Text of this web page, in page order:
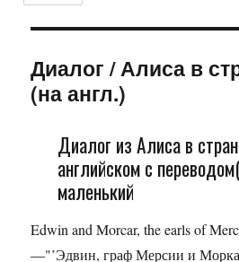
Диалог/Алиса в
(на англ.)
Диалог из Алиса в
английском с
маленький
Edwin and Morcar, the earls of
—"’Эдвин, граф Мерсии и